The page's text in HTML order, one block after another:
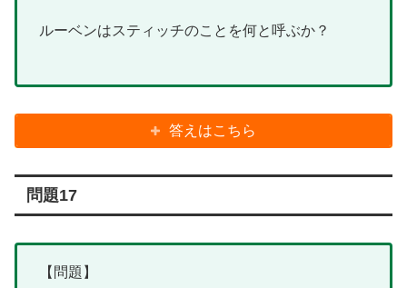
ルーベンはスティッチのことを何と呼ぶか？
答えはこちら
問題17
【問題】